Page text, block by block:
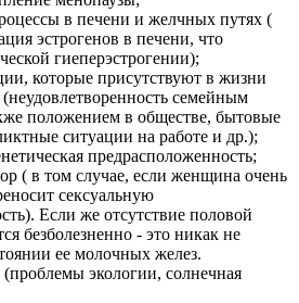
в печени и желчных путях (
эстрогенов в печени, что
гиеперэстрогении);
которые присутствуют в жизни
семейным
положением в обществе, бытовые
ситуации на работе и др.);
предрасположенность;
( в том случае, если женщина очень
сексуальную
Если же отсутствие половой
безболезненно - это никак не
ее молочных желез.
экологии, солнечная